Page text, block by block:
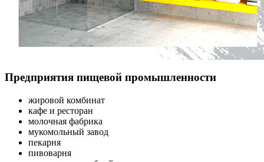
Предприятия пищевой промышленности
жировой комбинат
кафе и ресторан
молочная фабрика
мукомольный завод
пекарня
пивоварня